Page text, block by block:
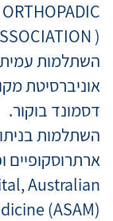
)
השתלמות
אוניברסיטת
דסמונד בוקור.
השתלמות
ארתרוסקופיים
Australian
(ASAM).